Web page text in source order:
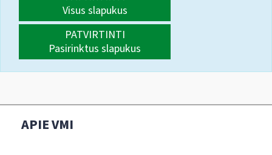
Visus slapukus
PATVIRTINTI
Pasirinktus slapukus
APIE VMI